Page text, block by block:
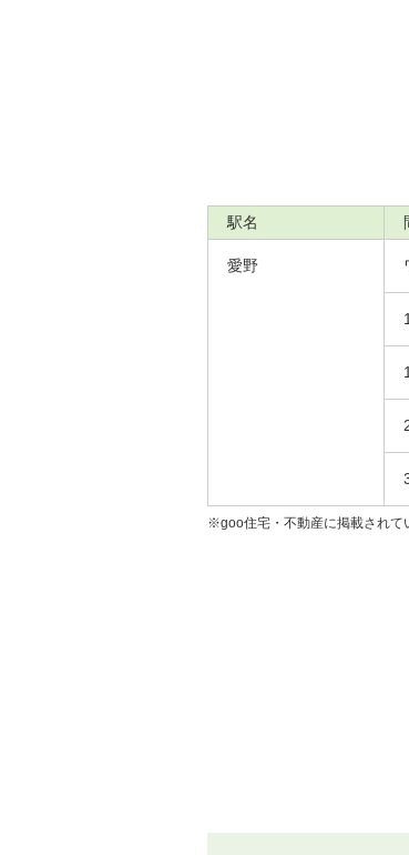
駅名
愛野
※goo住宅・不動産に掲載されて